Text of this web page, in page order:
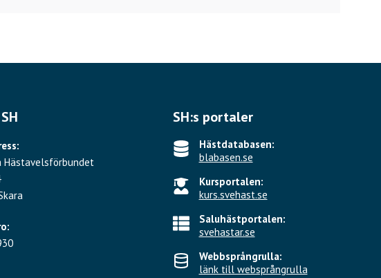
Hästavelsförbundet
SH:s portaler
Hästdatabasen:
blabasen.se
Kursportalen:
kurs.svehast.se
Saluhästportalen:
svehastar.se
Webbsprångrulla:
länk till websprångrulla